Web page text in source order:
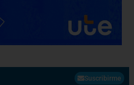
Suscribirme